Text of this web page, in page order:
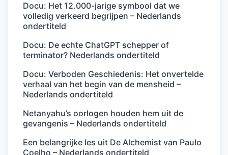
Docu: Het 12.000-jarige symbool dat we
volledig verkeerd begrijpen – Nederlands
ondertiteld
Docu: De echte ChatGPT schepper of
terminator? Nederlands ondertiteld
Docu: Verboden Geschiedenis: Het onvertelde
verhaal van het begin van de mensheid –
Nederlands ondertiteld
Netanyahu’s oorlogen houden hem uit de
gevangenis – Nederlands ondertiteld
Een belangrijke les uit De Alchemist van Paulo
Coelho – Nederlands ondertiteld